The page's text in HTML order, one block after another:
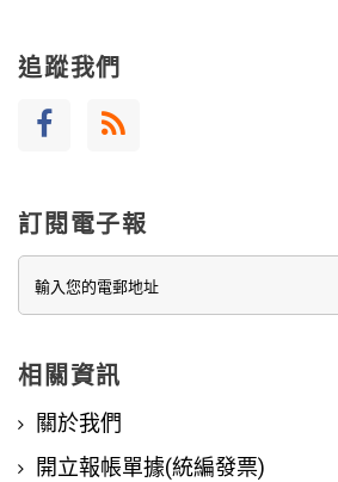
追蹤我們
訂閱電子報
相關資訊
關於我們
開立報帳單據(統編發票)